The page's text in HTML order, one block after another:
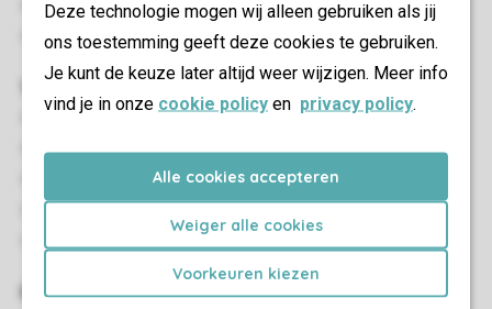
Deze technologie mogen wij alleen gebruiken als jij
ons toestemming geeft deze cookies te gebruiken.
Je kunt de keuze later altijd weer wijzigen. Meer info
vind je in onze cookie policy en privacy policy.
Alle cookies accepteren
Weiger alle cookies
Voorkeuren kiezen
Afgesloten terras
Parkeren in de buurt van de accommodatie
Woon-/eetkamer
Zithoek
Eethoek
HDMI-aansluiting
USB-aansluiting
Kindervoorzieningen